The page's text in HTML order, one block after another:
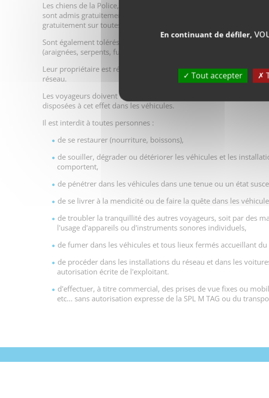
Les chiens de la Police, de la Gendarmerie ou ceux dont la
sont admis gratuitement à leurs côtés. Les chiens de personnes
gratuitement sur toutes les lignes du réseau.
Sont également tolérés sur le réseau les chiens de plus grande
(araignées, serpents, furets, rats... ) sont interdits sur le réseau.
Leur propriétaire est réputé responsable des dégâts de toute
réseau.
Les voyageurs doivent veiller à leur propre sécurité, s'asseoir
disposées à cet effet dans les véhicules.
Il est interdit à toutes personnes :
de se restaurer (nourriture, boissons),
de souiller, dégrader ou détériorer les véhicules et les
comportent,
de pénétrer dans les véhicules dans une tenue ou un état
de se livrer à la mendicité ou de faire la quête dans les
de troubler la tranquillité des autres voyageurs, soit par des
l'usage d'appareils ou d'instruments sonores individuels,
de fumer dans les véhicules et tous lieux fermés accueillant
de procéder dans les installations du réseau et dans les
autorisation écrite de l'exploitant.
d'effectuer, à titre commercial, des prises de vue fixes ou
etc... sans autorisation expresse de la SPL M TAG ou du
En continuant de défiler,
Tout accepter